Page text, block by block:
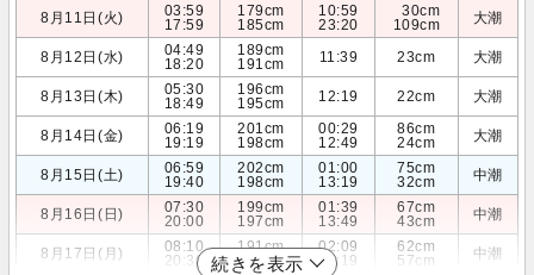
8月11日(火)
03:59
17:59
179cm
185cm
10:59
23:20
30cm
109cm
大潮
8月12日(水)
04:49
18:20
189cm
191cm
11:39 23cm 大潮
8月13日(木)
05:30
18:49
196cm
195cm
12:19 22cm 大潮
8月14日(金)
06:19
19:19
201cm
198cm
00:29
12:49
86cm
24cm
大潮
8月15日(土)
06:59
19:40
202cm
198cm
01:00
13:19
75cm
32cm
中潮
8月16日(日)
07:30
20:00
199cm
197cm
01:39
13:49
67cm
43cm
中潮
8月17日(月)
08:10
20:30
191cm
194cm
02:09
14:19
62cm
57cm
中潮
続きを表示